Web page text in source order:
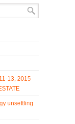
13, 2015
unsettling